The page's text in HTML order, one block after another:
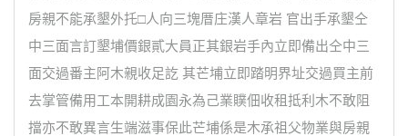
房親不能承墾外托□人向三塊厝庄漢人章岩 官出手承墾仝
中三面言訂墾埔價銀貳大員正其銀岩手內立即備出仝中三
面交過番主阿木親收足訖 其芒埔立即踏明界址交過買主前
去掌管備用工本開耕成園永為己業贌佃收租抵利木不敢阻
擋亦不敢異言生端滋事保此芒埔係是木承祖父物業與房親